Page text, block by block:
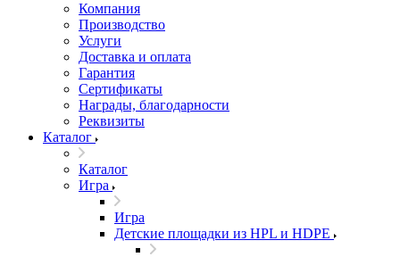
Компания
Производство
Услуги
Доставка и оплата
Гарантия
Сертификаты
Награды, благодарности
Реквизиты
Каталог
Каталог
Игра
Игра
Детские площадки из HPL и HDPE